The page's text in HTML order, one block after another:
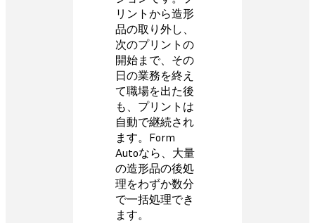
リントから造形
品の取り外し、
次のプリントの
開始まで、その
日の業務を終え
て職場を出た後
も、プリントは
自動で継続され
ます。Form
Autoなら、大量
の造形品の後処
理をわずか数分
で一括処理でき
ます。